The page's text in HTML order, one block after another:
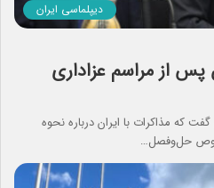
دیپلماسی ایران
پس از مراسم عزاداری
که مذاکرات با ایران درباره نحوه